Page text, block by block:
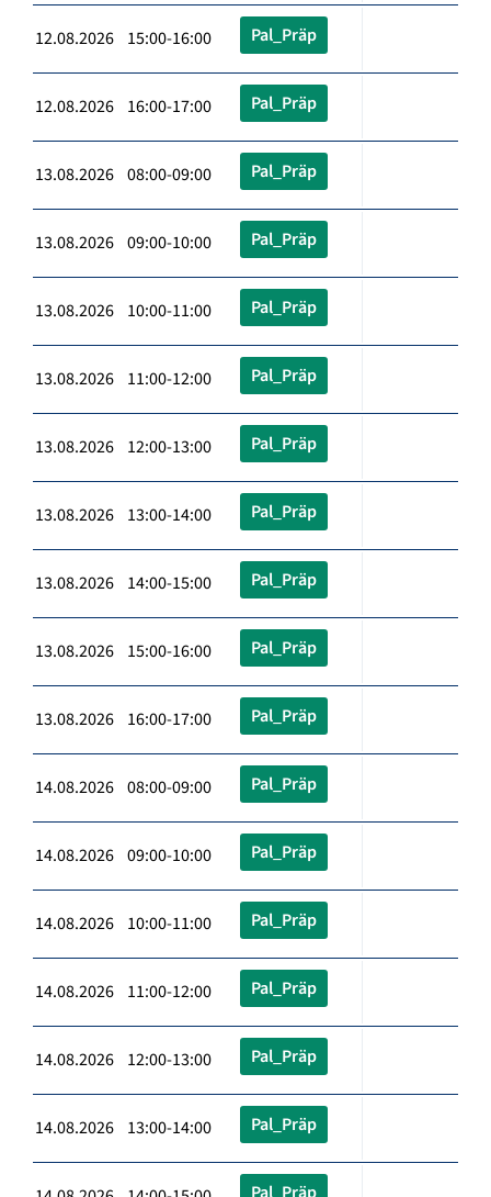
12.08.2026 15:00-16:00 Pal_Präp
12.08.2026 16:00-17:00 Pal_Präp
13.08.2026 08:00-09:00 Pal_Präp
13.08.2026 09:00-10:00 Pal_Präp
13.08.2026 10:00-11:00 Pal_Präp
13.08.2026 11:00-12:00 Pal_Präp
13.08.2026 12:00-13:00 Pal_Präp
13.08.2026 13:00-14:00 Pal_Präp
13.08.2026 14:00-15:00 Pal_Präp
13.08.2026 15:00-16:00 Pal_Präp
13.08.2026 16:00-17:00 Pal_Präp
14.08.2026 08:00-09:00 Pal_Präp
14.08.2026 09:00-10:00 Pal_Präp
14.08.2026 10:00-11:00 Pal_Präp
14.08.2026 11:00-12:00 Pal_Präp
14.08.2026 12:00-13:00 Pal_Präp
14.08.2026 13:00-14:00 Pal_Präp